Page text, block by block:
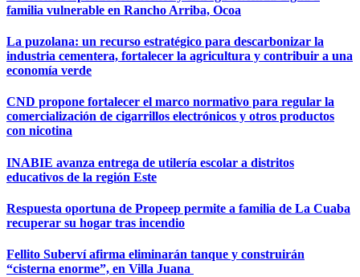
familia vulnerable en Rancho Arriba, Ocoa
La puzolana: un recurso estratégico para descarbonizar la
industria cementera, fortalecer la agricultura y contribuir a una
economía verde
CND propone fortalecer el marco normativo para regular la
comercialización de cigarrillos electrónicos y otros productos
con nicotina
INABIE avanza entrega de utilería escolar a distritos
educativos de la región Este
Respuesta oportuna de Propeep permite a familia de La Cuaba
recuperar su hogar tras incendio
Fellito Suberví afirma eliminarán tanque y construirán
“cisterna enorme”, en Villa Juana